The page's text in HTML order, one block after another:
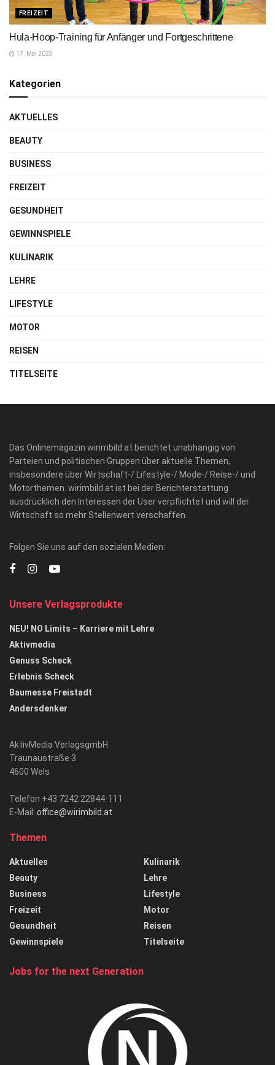
FREIZEIT
Hula-Hoop-Training für Anfänger und Fortgeschrittene
17. Mai 2023
Kategorien
AKTUELLES
BEAUTY
BUSINESS
FREIZEIT
GESUNDHEIT
GEWINNSPIELE
KULINARIK
LEHRE
LIFESTYLE
MOTOR
REISEN
TITELSEITE
Das Onlinemagazin wirimbild.at berichtet unabhängig von
Parteien und politischen Gruppen über aktuelle Themen,
insbesondere über Wirtschaft-/ Lifestyle-/ Mode-/ Reise-/ und
Motorthemen. wirimbild.at ist bei der Berichterstattung
ausdrücklich den Interessen der User verpflichtet und will der
Wirtschaft so mehr Stellenwert verschaffen.
Folgen Sie uns auf den sozialen Medien:
Unsere Verlagsprodukte
NEU! NO Limits – Karriere mit Lehre
Aktivmedia
Genuss Scheck
Erlebnis Scheck
Baumesse Freistadt
Andersdenker
AktivMedia VerlagsgmbH
Traunaustraße 3
4600 Wels
Telefon +43 7242 22844-111
E-Mail: office@wirimbild.at
Themen
Aktuelles
Beauty
Business
Freizeit
Gesundheit
Gewinnspiele
Kulinarik
Lehre
Lifestyle
Motor
Reisen
Titelseite
Jobs for the next Generation